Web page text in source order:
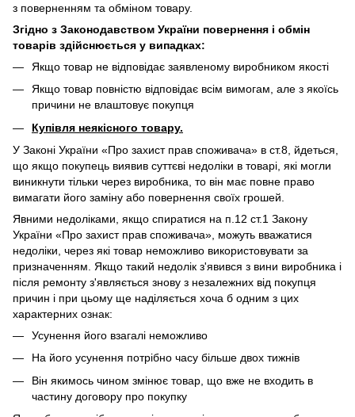
з поверненням та обміном товару.
Згідно з Законодавством України повернення і обмін
товарів здійснюється у випадках:
Якщо товар не відповідає заявленому виробником якості
Якщо товар повністю відповідає всім вимогам, але з якоїсь
причини не влаштовує покупця
Купівля неякісного товару.
У Законі України «Про захист прав споживача» в ст.8, йдеться,
що якщо покупець виявив суттєві недоліки в товарі, які могли
виникнути тільки через виробника, то він має повне право
вимагати його заміну або повернення своїх грошей.
Явними недоліками, якщо спиратися на п.12 ст.1 Закону
України «Про захист прав споживача», можуть вважатися
недоліки, через які товар неможливо використовувати за
призначенням. Якщо такий недолік з'явився з вини виробника і
після ремонту з'являється знову з незалежних від покупця
причин і при цьому ще наділяється хоча б одним з цих
характерних ознак:
Усунення його взагалі неможливо
На його усунення потрібно часу більше двох тижнів
Він якимось чином змінює товар, що вже не входить в
частину договору про покупку